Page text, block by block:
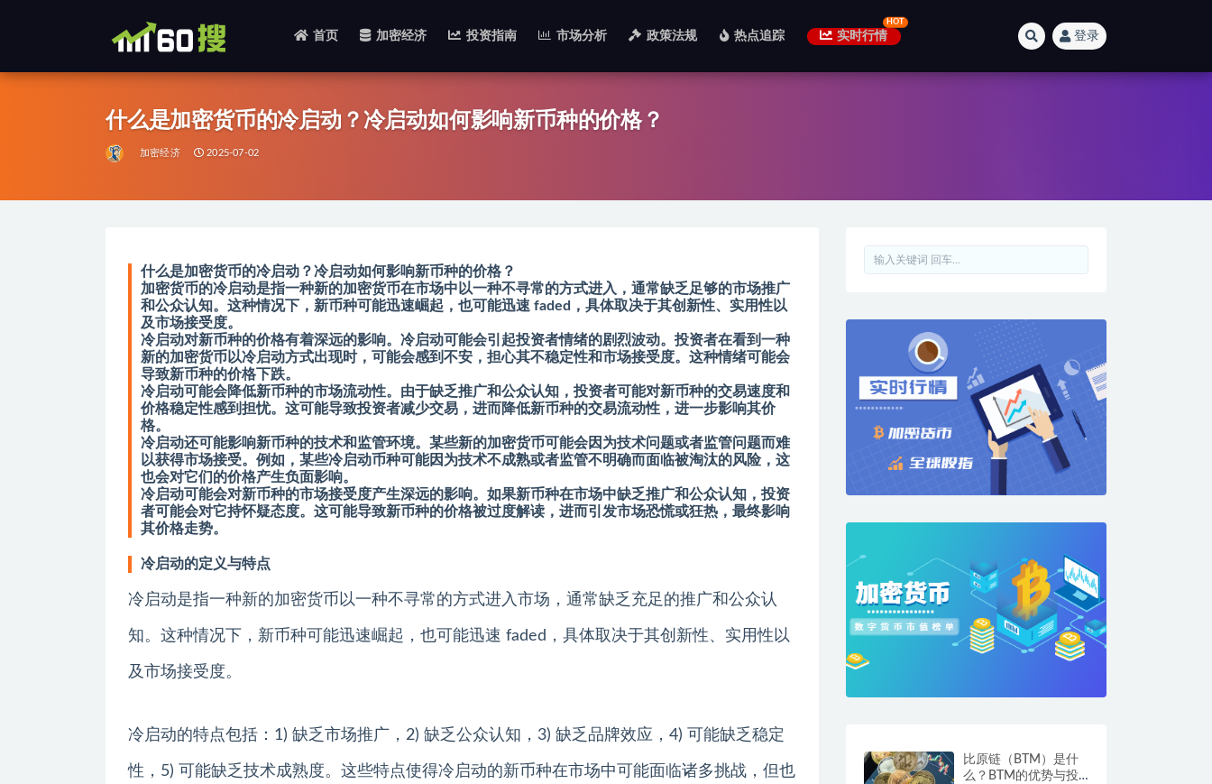
首页 加密经济 投资指南 市场分析 政策法规 热点追踪 实时行情 登录
什么是加密货币的冷启动？冷启动如何影响新币种的价格？
加密经济 2025-07-02
什么是加密货币的冷启动？冷启动如何影响新币种的价格？
加密货币的冷启动是指一种新的加密货币在市场中以一种不寻常的方式进入，通常缺乏足够的市场推广
和公众认知。这种情况下，新币种可能迅速崛起，也可能迅速 faded，具体取决于其创新性、实用性以
及市场接受度。
冷启动对新币种的价格有着深远的影响。冷启动可能会引起投资者情绪的剧烈波动。投资者在看到一种
新的加密货币以冷启动方式出现时，可能会感到不安，担心其不稳定性和市场接受度。这种情绪可能会
导致新币种的价格下跌。
冷启动可能会降低新币种的市场流动性。由于缺乏推广和公众认知，投资者可能对新币种的交易速度和
价格稳定性感到担忧。这可能导致投资者减少交易，进而降低新币种的交易流动性，进一步影响其价
格。
冷启动还可能影响新币种的技术和监管环境。某些新的加密货币可能会因为技术问题或者监管问题而难
以获得市场接受。例如，某些冷启动币种可能因为技术不成熟或者监管不明确而面临被淘汰的风险，这
也会对它们的价格产生负面影响。
冷启动可能会对新币种的市场接受度产生深远的影响。如果新币种在市场中缺乏推广和公众认知，投资
者可能会对它持怀疑态度。这可能导致新币种的价格被过度解读，进而引发市场恐慌或狂热，最终影响
其价格走势。
冷启动的定义与特点
冷启动是指一种新的加密货币以一种不寻常的方式进入市场，通常缺乏充足的推广和公众认
知。这种情况下，新币种可能迅速崛起，也可能迅速 faded，具体取决于其创新性、实用性以
及市场接受度。
冷启动的特点包括：1) 缺乏市场推广，2) 缺乏公众认知，3) 缺乏品牌效应，4) 可能缺乏稳定
性，5) 可能缺乏技术成熟度。这些特点使得冷启动的新币种在市场中可能面临诸多挑战，但也
比原链（BTM）是什
么？BTM的优势与投